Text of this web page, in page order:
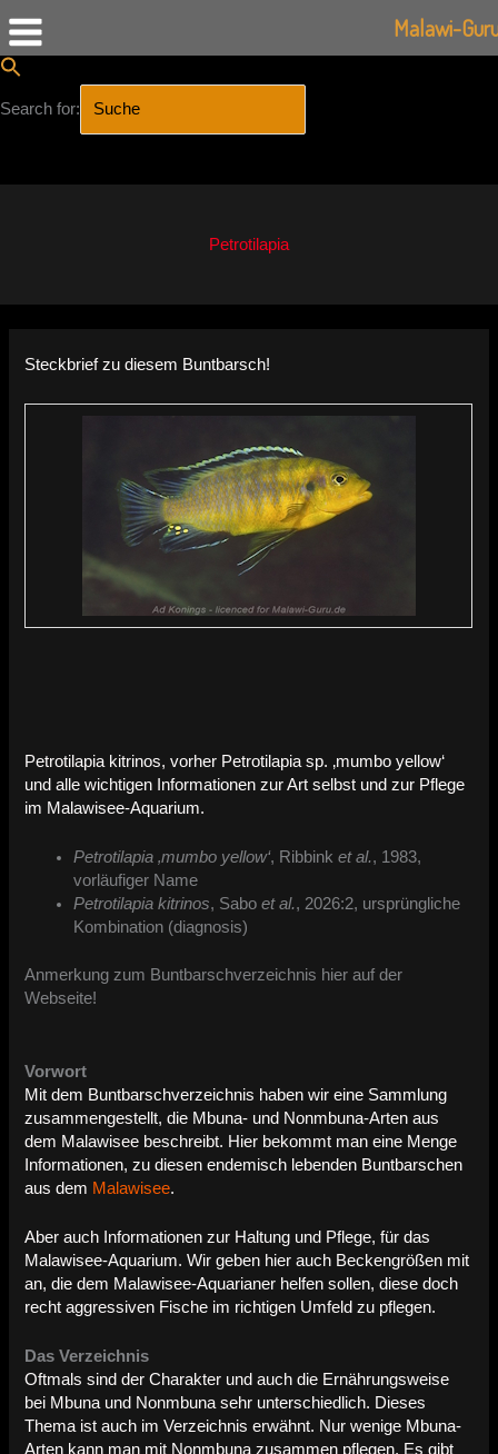
Search for:
Petrotilapia
Steckbrief zu diesem Buntbarsch!
Petrotilapia kitrinos, vorher Petrotilapia sp. ‚mumbo yellow‘
und alle wichtigen Informationen zur Art selbst und zur Pflege
im Malawisee-Aquarium.
Petrotilapia ‚mumbo yellow‘, Ribbinket al., 1983,
vorläufiger Name
Petrotilapia kitrinos, Saboet al., 2026:2, ursprüngliche
Kombination (diagnosis)
Anmerkung zum Buntbarschverzeichnis hier auf der
Webseite!
Vorwort
Mit dem Buntbarschverzeichnis haben wir eine Sammlung
zusammengestellt, die Mbuna- und Nonmbuna-Arten aus
dem Malawisee beschreibt. Hier bekommt man eine Menge
Informationen, zu diesen endemisch lebenden Buntbarschen
aus dem Malawisee.
Aber auch Informationen zur Haltung und Pflege, für das
Malawisee-Aquarium. Wir geben hier auch Beckengrößen mit
an, die dem Malawisee-Aquarianer helfen sollen, diese doch
recht aggressiven Fische im richtigen Umfeld zu pflegen.
Das Verzeichnis
Oftmals sind der Charakter und auch die Ernährungsweise
bei Mbuna und Nonmbuna sehr unterschiedlich. Dieses
Thema ist auch im Verzeichnis erwähnt. Nur wenige Mbuna-
Arten kann man mit Nonmbuna zusammen pflegen. Es gibt
Malawi-